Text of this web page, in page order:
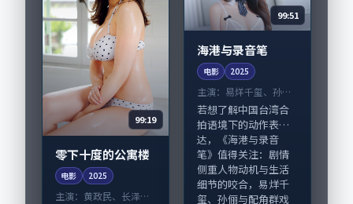
99:19
零下十度的公寓楼
电影 2025
主演： 黄政民、长泽雅
99:51
海港与录音笔
电影 2025
主演： 易烊千玺、孙俪
等
若想了解中国台湾合
拍语境下的动作表
达，《海港与录音
笔》值得关注：剧情
侧重人物动机与生活
细节的咬合，易烊千
玺、孙俪与配角群戏